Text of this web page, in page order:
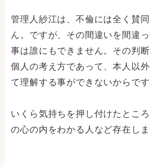
管理人紗江は、不倫には全く賛
ん。ですが、その間違いを間違
事は誰にもできません。その判
個人の考え方であって、本人以
て理解する事ができないからです
いくら気持ちを押し付けたとこ
の心の内をわかる人など存在しま